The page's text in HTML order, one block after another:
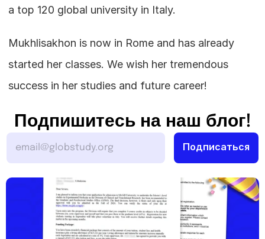
a top 120 global university in Italy.
Mukhlisakhon is now in Rome and has already
started her classes. We wish her tremendous
success in her studies and future career!
Подпишитесь на наш блог!